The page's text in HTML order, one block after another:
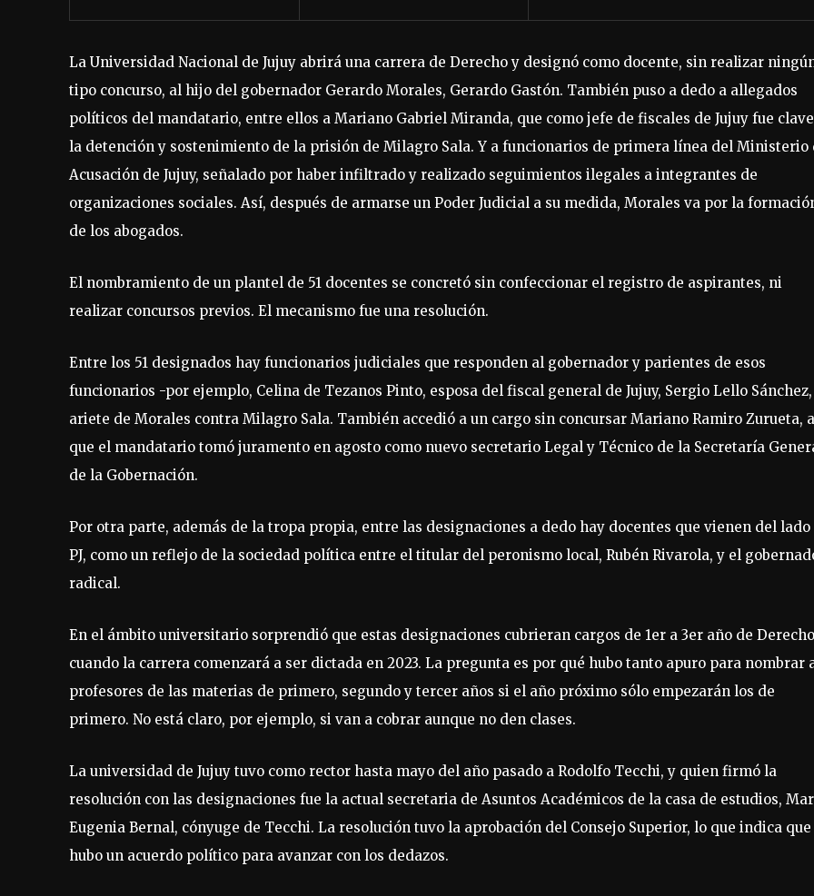
La Universidad Nacional de Jujuy abrirá una carrera de Derecho y designó como docente, sin realizar
tipo concurso, al hijo del gobernador Gerardo Morales, Gerardo Gastón. También puso a dedo a allegados
políticos del mandatario, entre ellos a Mariano Gabriel Miranda, que como jefe de fiscales de Jujuy fue
la detención y sostenimiento de la prisión de Milagro Sala. Y a funcionarios de primera línea del Ministerio
Acusación de Jujuy, señalado por haber infiltrado y realizado seguimientos ilegales a integrantes de
organizaciones sociales. Así, después de armarse un Poder Judicial a su medida, Morales va por la
de los abogados.
El nombramiento de un plantel de 51 docentes se concretó sin confeccionar el registro de aspirantes, ni
realizar concursos previos. El mecanismo fue una resolución.
Entre los 51 designados hay funcionarios judiciales que responden al gobernador y parientes de esos
funcionarios -por ejemplo, Celina de Tezanos Pinto, esposa del fiscal general de Jujuy, Sergio Lello
ariete de Morales contra Milagro Sala. También accedió a un cargo sin concursar Mariano Ramiro Zurueta,
que el mandatario tomó juramento en agosto como nuevo secretario Legal y Técnico de la Secretaría
de la Gobernación.
Por otra parte, además de la tropa propia, entre las designaciones a dedo hay docentes que vienen del lado
PJ, como un reflejo de la sociedad política entre el titular del peronismo local, Rubén Rivarola, y el
radical.
En el ámbito universitario sorprendió que estas designaciones cubrieran cargos de 1er a 3er año de
cuando la carrera comenzará a ser dictada en 2023. La pregunta es por qué hubo tanto apuro para nombrar
profesores de las materias de primero, segundo y tercer años si el año próximo sólo empezarán los de
primero. No está claro, por ejemplo, si van a cobrar aunque no den clases.
La universidad de Jujuy tuvo como rector hasta mayo del año pasado a Rodolfo Tecchi, y quien firmó la
resolución con las designaciones fue la actual secretaria de Asuntos Académicos de la casa de estudios,
Eugenia Bernal, cónyuge de Tecchi. La resolución tuvo la aprobación del Consejo Superior, lo que indica que
hubo un acuerdo político para avanzar con los dedazos.